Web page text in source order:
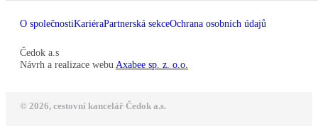
O společnostiKariéraPartnerská sekceOchrana osobních údajů
Čedok a.s
Návrh a realizace webu Axabee sp. z. o.o.
© 2026, cestovní kancelář Čedok a.s.